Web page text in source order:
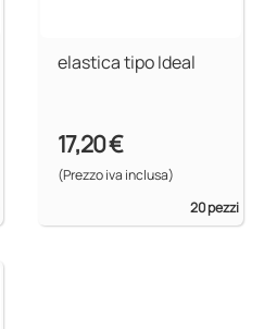
elastica tipo Ideal
17,20 €
(Prezzo iva inclusa)
20 pezzi